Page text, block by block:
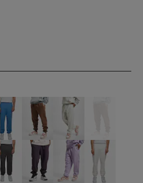
blau braun braun braun